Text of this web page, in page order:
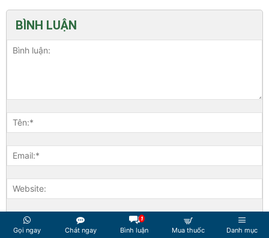
BÌNH LUẬN
Gọi ngay Chát ngay
1
Bình luận Mua thuốc Danh mục